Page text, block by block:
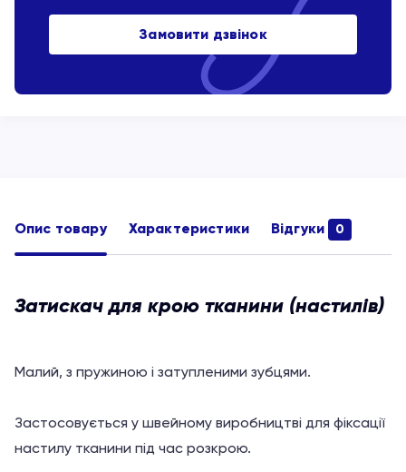
Замовити дзвінок
Опис товару Характеристики Відгуки 0
Затискач для крою тканини (настилів)
Малий, з пружиною і затупленими зубцями.
Застосовується у швейному виробництві для фіксації
настилу тканини під час розкрою.